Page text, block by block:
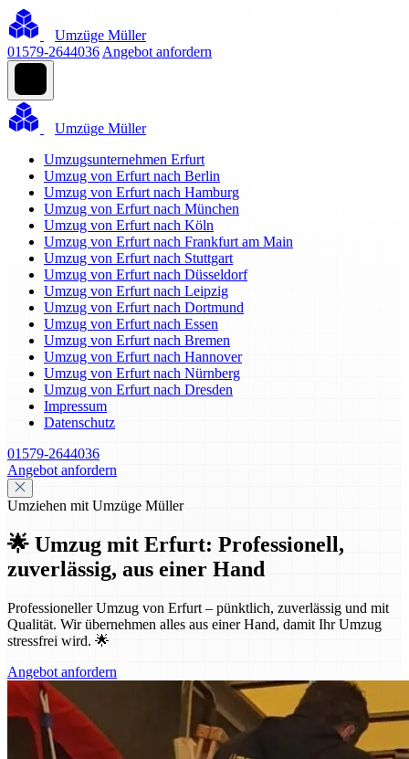
Umzüge Müller
01579-2644036 Angebot anfordern
Umzüge Müller
Umzugsunternehmen Erfurt
Umzug von Erfurt nach Berlin
Umzug von Erfurt nach Hamburg
Umzug von Erfurt nach München
Umzug von Erfurt nach Köln
Umzug von Erfurt nach Frankfurt am Main
Umzug von Erfurt nach Stuttgart
Umzug von Erfurt nach Düsseldorf
Umzug von Erfurt nach Leipzig
Umzug von Erfurt nach Dortmund
Umzug von Erfurt nach Essen
Umzug von Erfurt nach Bremen
Umzug von Erfurt nach Hannover
Umzug von Erfurt nach Nürnberg
Umzug von Erfurt nach Dresden
Impressum
Datenschutz
01579-2644036
Angebot anfordern
Umziehen mit Umzüge Müller
🌟 Umzug mit Erfurt: Professionell,
zuverlässig, aus einer Hand
Professioneller Umzug von Erfurt – pünktlich, zuverlässig und mit
Qualität. Wir übernehmen alles aus einer Hand, damit Ihr Umzug
stressfrei wird. 🌟
Angebot anfordern